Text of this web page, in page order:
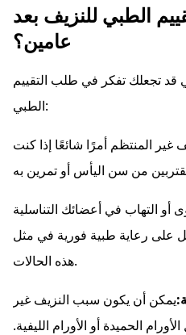
الطبي للنزيف بعد
عامين؟
قد تجعلك تفكر في طلب التقييم
الطبي:
غير المنتظم أمرًا شائعًا إذا كنت
أو التهاب في أعضائك التناسلية
على رعاية طبية فورية في مثل
هذه الحالات.
يمكن أن يكون سبب النزيف غير
الحميدة أو الأورام الليفية.